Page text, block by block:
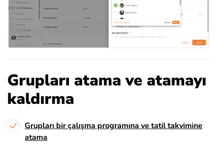
Grupları atama ve atamayı
kaldırma
Grupları bir çalışma programına ve tatil takvimine
atama